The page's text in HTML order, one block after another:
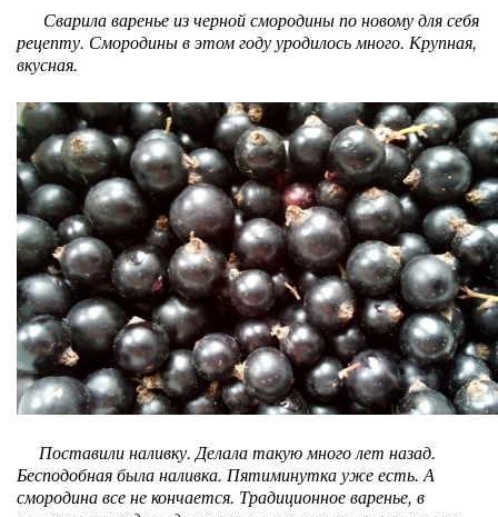
Сварила варенье из черной смородины по новому для себя
рецепту. Смородины в этом году уродилось много. Крупная,
вкусная.
Поставили наливку. Делала такую много лет назад.
Бесподобная была наливка. Пятиминутка уже есть. А
смородина все не кончается. Традиционное варенье, в